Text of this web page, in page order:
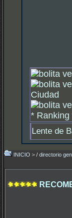
Ciudad
*
Lente de
INICIO > / directorio